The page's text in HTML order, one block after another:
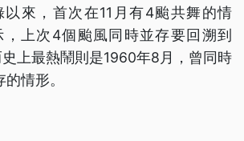
來，首次在11月有4颱共舞的情
上次4個颱風同時並存要回溯到
上最熱鬧則是1960年8月，曾同時
情形。